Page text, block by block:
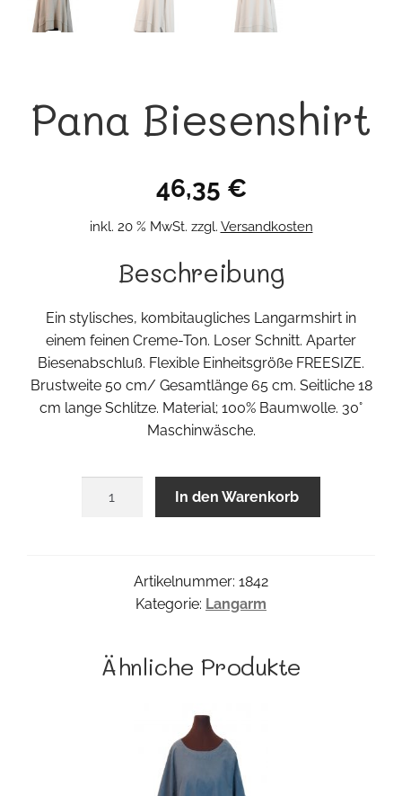
Pana Biesenshirt
46,35 €
inkl. 20 % MwSt. zzgl. Versandkosten
Beschreibung
Ein stylisches, kombitaugliches Langarmshirt in
einem feinen Creme-Ton. Loser Schnitt. Aparter
Biesenabschluß. Flexible Einheitsgröße FREESIZE.
Brustweite 50 cm/ Gesamtlänge 65 cm. Seitliche 18
cm lange Schlitze. Material; 100% Baumwolle. 30°
Maschinwäsche.
In den Warenkorb
Artikelnummer: 1842
Kategorie: Langarm
Ähnliche Produkte